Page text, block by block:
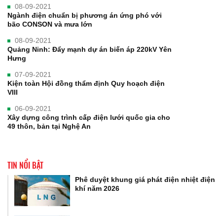
08-09-2021
Ngành điện chuẩn bị phương án ứng phó với
bão CONSON và mưa lớn
08-09-2021
Quảng Ninh: Đẩy mạnh dự án biến áp 220kV Yên
Hưng
07-09-2021
Kiện toàn Hội đồng thẩm định Quy hoạch điện
VIII
06-09-2021
Xây dựng công trình cấp điện lưới quốc gia cho
49 thôn, bản tại Nghệ An
TIN NỔI BẬT
Phê duyệt khung giá phát điện nhiệt điện
khí năm 2026